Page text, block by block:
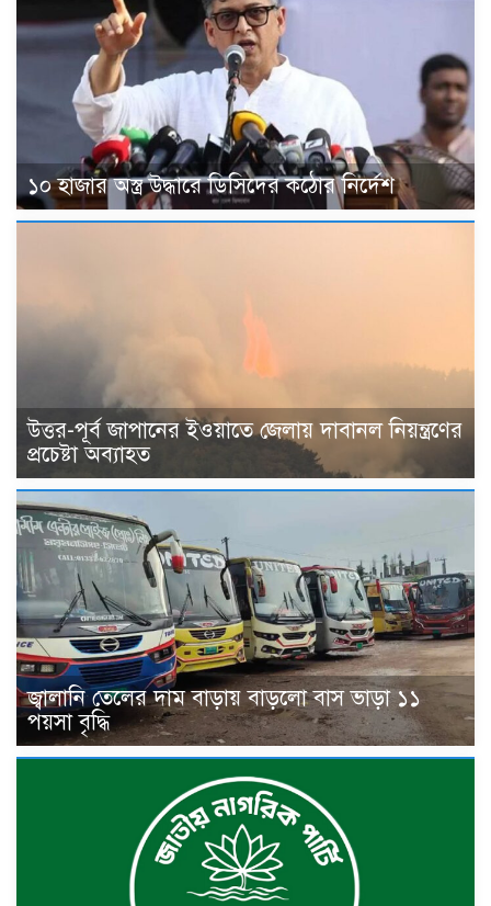
১০ হাজার অস্ত্র উদ্ধারে ডিসিদের কঠোর নির্দেশ
উত্তর-পূর্ব জাপানের ইওয়াতে জেলায় দাবানল নিয়ন্ত্রণের
প্রচেষ্টা অব্যাহত
জ্বালানি তেলের দাম বাড়ায় বাড়লো বাস ভাড়া ১১
পয়সা বৃদ্ধি